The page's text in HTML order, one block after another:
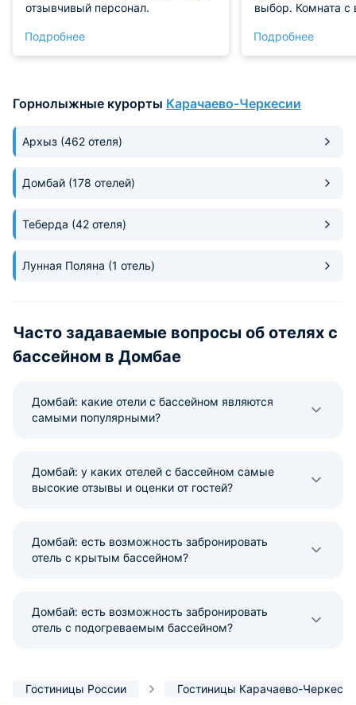
отзывчивый персонал.
Подробнее
выбор. Комната с
Подробнее
Горнолыжные курорты Карачаево-Черкесии
Архыз (462 отеля)
Домбай (178 отелей)
Теберда (42 отеля)
Лунная Поляна (1 отель)
Часто задаваемые вопросы об отелях с
бассейном в Домбае
Домбай: какие отели с бассейном являются
самыми популярными?
Домбай: у каких отелей с бассейном самые
высокие отзывы и оценки от гостей?
Домбай: есть возможность забронировать
отель с крытым бассейном?
Домбай: есть возможность забронировать
отель с подогреваемым бассейном?
Гостиницы России Гостиницы Карачаево-Черкесии